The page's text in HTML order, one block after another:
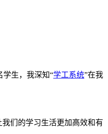
学生，我深知“学工系统”在我
们的学习生活更加高效和有